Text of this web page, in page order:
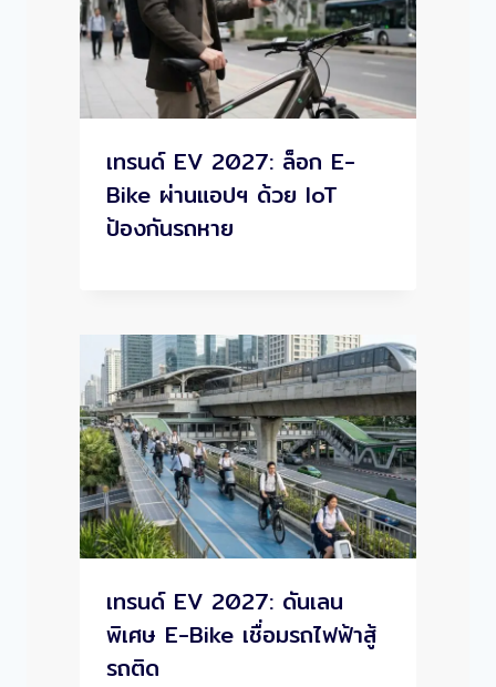
เทรนด์ EV 2027: ล็อก E-
Bike ผ่านแอปฯ ด้วย IoT
ป้องกันรถหาย
เทรนด์ EV 2027: ดันเลน
พิเศษ E-Bike เชื่อมรถไฟฟ้าสู้
รถติด